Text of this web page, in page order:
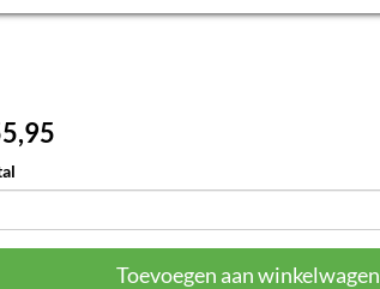
Toevoegen aan winkelwagen